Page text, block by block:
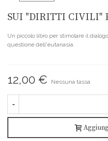
SUI "DIRITTI CIVILI"
Un piccolo libro per stimolare il
questione dell'eutanasia.
12,00 € Nessuna tassa
-